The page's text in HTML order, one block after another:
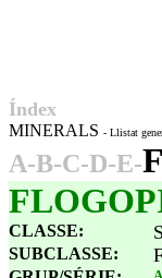
Índex
MINERALS - Llistat
A-B-C-D-E-F
CLASSE:
SUBCLASSE: